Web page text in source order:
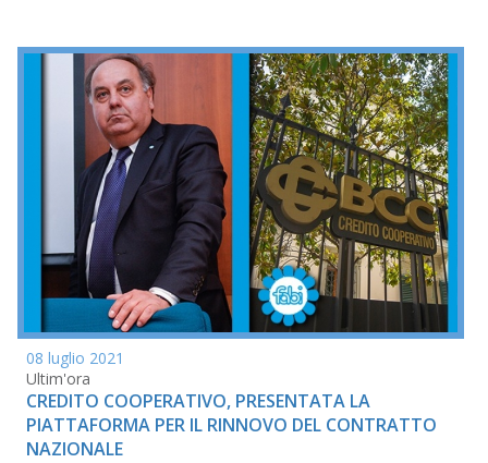
08 luglio 2021
Ultim'ora
CREDITO COOPERATIVO, PRESENTATA LA
PIATTAFORMA PER IL RINNOVO DEL CONTRATTO
NAZIONALE